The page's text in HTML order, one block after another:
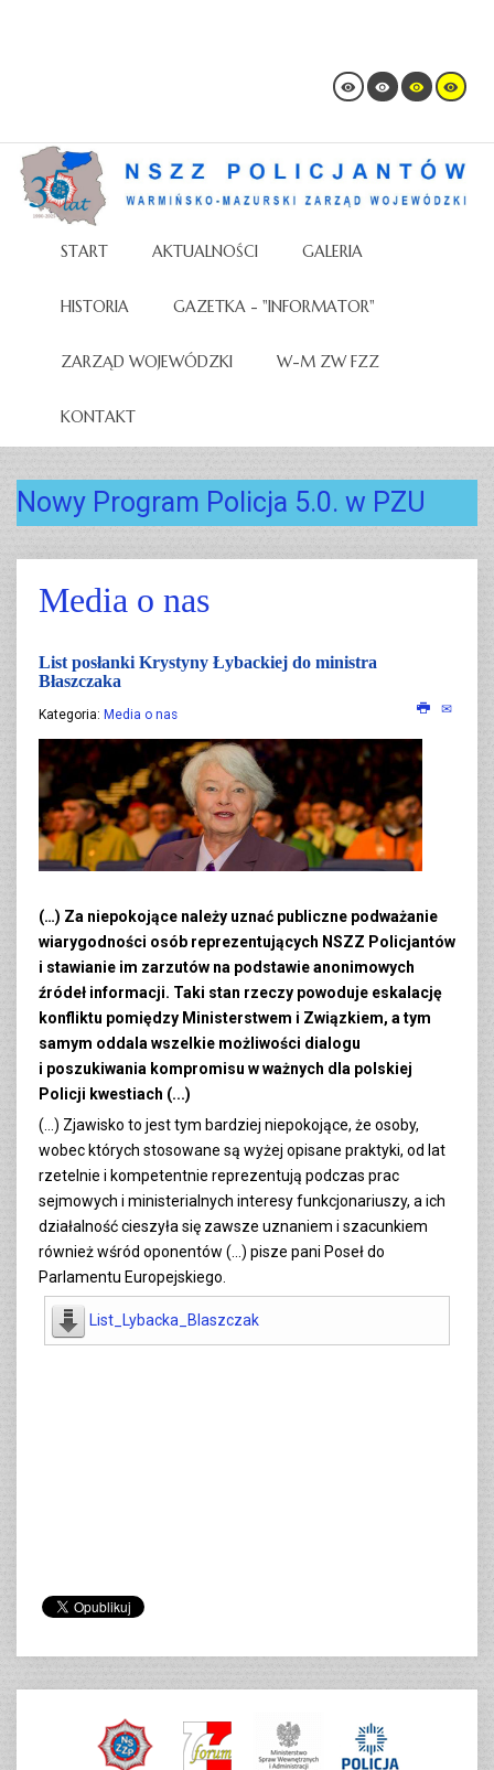
START AKTUALNOŚCI GALERIA
HISTORIA GAZETKA - "INFORMATOR"
ZARZĄD WOJEWÓDZKI W-M ZW FZZ
KONTAKT
Nowy Program Policja 5.0. w PZU
Media o nas
List posłanki Krystyny Łybackiej do ministra
Błaszczaka
Kategoria: Media o nas
(…) Za niepokojące należy uznać publiczne podważanie
wiarygodności osób reprezentujących NSZZ Policjantów
i stawianie im zarzutów na podstawie anonimowych
źródeł informacji. Taki stan rzeczy powoduje eskalację
konfliktu pomiędzy Ministerstwem i Związkiem, a tym
samym oddala wszelkie możliwości dialogu
i poszukiwania kompromisu w ważnych dla polskiej
Policji kwestiach (...)
(...) Zjawisko to jest tym bardziej niepokojące, że osoby,
wobec których stosowane są wyżej opisane praktyki, od lat
rzetelnie i kompetentnie reprezentują podczas prac
sejmowych i ministerialnych interesy funkcjonariuszy, a ich
działalność cieszyła się zawsze uznaniem i szacunkiem
również wśród oponentów (…) pisze pani Poseł do
Parlamentu Europejskiego.
List_Lybacka_Blaszczak